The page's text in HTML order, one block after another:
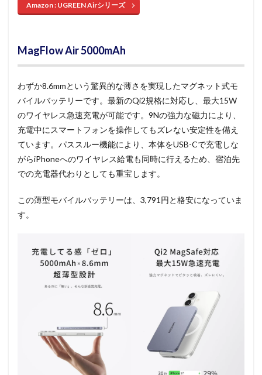
Amazon : UGREEN Airシリーズ
MagFlow Air 5000mAh
わずか8.6mmという驚異的な薄さを実現したマグネット式モ
バイルバッテリーです。最新のQi2規格に対応し、最大15W
のワイヤレス急速充電が可能です。9Nの強力な磁力により、
充電中にスマートフォンを操作してもズレない安定性を備え
ています。パススルー機能により、本体をUSB-Cで充電しな
がらiPhoneへのワイヤレス給電も同時に行えるため、宿泊先
での充電器代わりとしても重宝します。
この薄型モバイルバッテリーは、3,791円と格安になっていま
す。